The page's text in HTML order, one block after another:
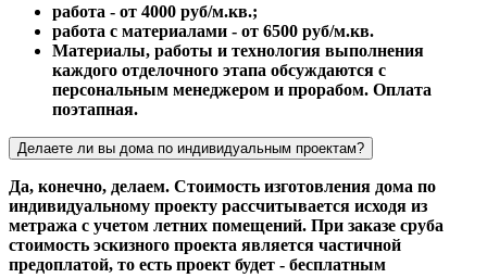
работа - от 4000 руб/м.кв.;
работа с материалами - от 6500 руб/м.кв.
Материалы, работы и технология выполнения
каждого отделочного этапа обсуждаются с
персональным менеджером и прорабом. Оплата
поэтапная.
Делаете ли вы дома по индивидуальным проектам?
Да, конечно, делаем. Стоимость изготовления дома по
индивидуальному проекту рассчитывается исходя из
метража с учетом летних помещений. При заказе сруба
стоимость эскизного проекта является частичной
предоплатой, то есть проект будет - бесплатным